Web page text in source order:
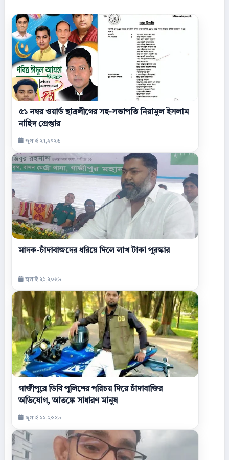
৫১ নম্বর ওয়ার্ড ছাত্রলীগের সহ-সভাপতি নিয়ামুল ইসলাম
নাহিদ গ্রেপ্তার
জুলাই ২৭,২০২৬
মাদক-চাঁদাবাজদের ধরিয়ে দিলে লাখ টাকা পুরস্কার
জুলাই ২১,২০২৬
গাজীপুরে ডিবি পুলিশের পরিচয় দিয়ে চাঁদাবাজির
অভিযোগ, আতঙ্কে সাধারণ মানুষ
জুলাই ১১,২০২৬